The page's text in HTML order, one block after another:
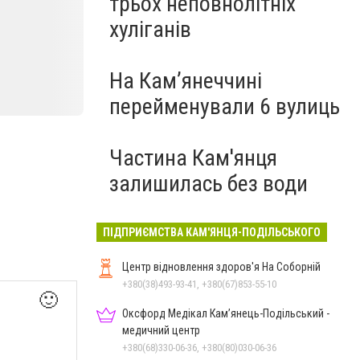
🙂
хуліганів
На Камʼянеччині
перейменували 6 вулиць
Частина Кам'янця
залишилась без води
ПІДПРИЄМСТВА КАМ'ЯНЦЯ-ПОДІЛЬСЬКОГО
Центр відновлення здоров'я На Соборній
+380(38)493-93-41, +380(67)853-55-10
Оксфорд Медікал Кам’янець-Подільський -
медичний центр
+380(68)330-06-36, +380(80)030-06-36